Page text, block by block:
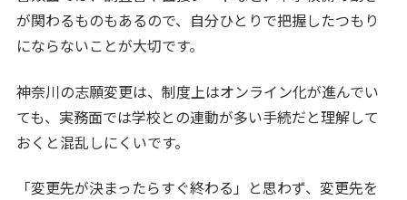
が関わるものもあるので、自分ひとりで把握したつもり
にならないことが大切です。
神奈川の志願変更は、制度上はオンライン化が進んでい
ても、実務面では学校との連動が多い手続だと理解して
おくと混乱しにくいです。
「変更先が決まったらすぐ終わる」と思わず、変更先を